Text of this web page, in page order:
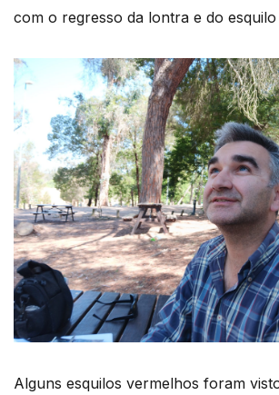
com o regresso da lontra e do
Alguns esquilos vermelhos foram